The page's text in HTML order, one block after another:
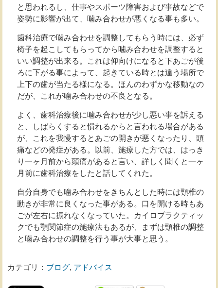
と思われるし、仕事やスポーツ障害および事故などで
姿勢に影響が出て、噛み合わせが悪くなる事も多い。
歯科治療で噛み合わせを調整してもらう時には、必ず
椅子を起こしてもらってから噛み合わせを調整すると
いい調整が出来る。これは仰向けになると下あごが後
ろに下がる事によって、起きている時とは違う場所で
上下の歯が当たる様になる。ほんのわずかな移動なの
だが、これが噛み合わせの不良となる。
よく、歯科治療後に噛み合わせが少し悪い事を訴える
と、しばらくすると慣れるからと言われる場合がある
が、これを我慢するとあごの開きが悪くなったり、頭
痛などの発症がある。以前、施療した方では、はっき
り一ヶ月前から頭痛があると言い、詳しく聞くと一ヶ
月前に歯科治療をしたと話してくれた。
自分自身でも噛み合わせをきちんとした時には頸椎の
動きが非常に良くなった事がある。口を開ける時もあ
ごが左右に振れなくなっていた。カイロプラクティッ
クでも顎関節症の施療法もあるが、まずは頸椎の調整
と噛み合わせの調整を行う事が大事と思う。
カテゴリ： ブログ, アドバイス